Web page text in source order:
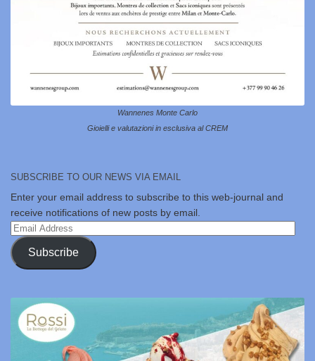
Wannenes Monte Carlo
Gioielli e valutazioni in esclusiva al CREM
SUBSCRIBE TO OUR NEWS VIA EMAIL
Enter your email address to subscribe to this web-journal and
receive notifications of new posts by email.
Email
Address
Subscribe